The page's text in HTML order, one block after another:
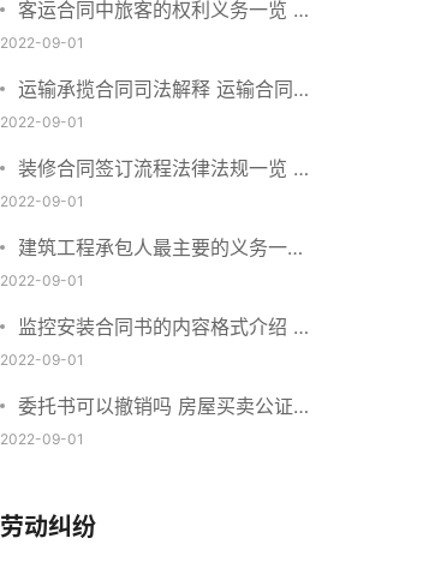
客运合同中旅客的权利义务一览 主
要包括这些内容
2022-09-01
运输承揽合同司法解释 运输合同中
承运人的义务有哪些
2022-09-01
装修合同签订流程法律法规一览 律
师解答
2022-09-01
建筑工程承包人最主要的义务一览
承包合同内容介绍
2022-09-01
监控安装合同书的内容格式介绍 一
般包括这些条款
2022-09-01
委托书可以撤销吗 房屋买卖公证可
否撤销
2022-09-01
劳动纠纷